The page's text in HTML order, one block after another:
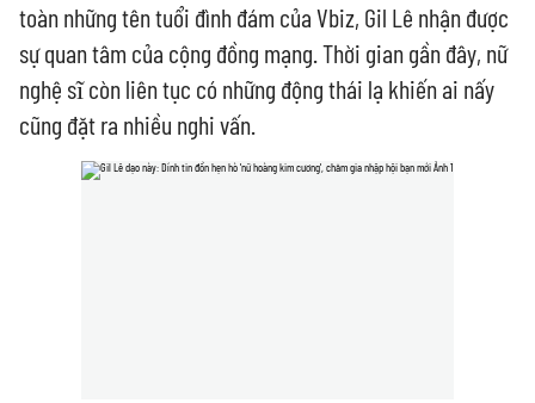
toàn những tên tuổi đình đám của Vbiz, Gil Lê nhận được
sự quan tâm của cộng đồng mạng. Thời gian gần đây, nữ
nghệ sĩ còn liên tục có những động thái lạ khiến ai nấy
cũng đặt ra nhiều nghi vấn.